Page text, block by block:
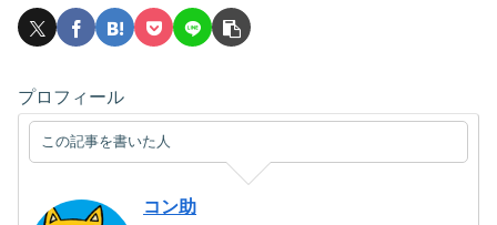
プロフィール
この記事を書いた人
コン助